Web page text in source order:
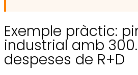
Exemple pràctic:
industrial amb
despeses de R+D